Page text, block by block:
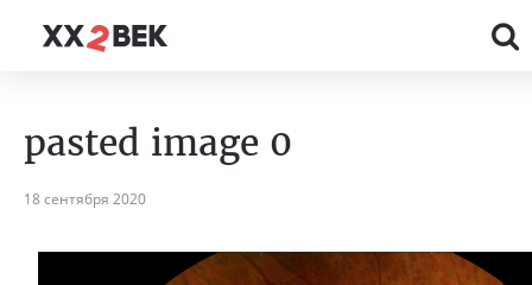
pasted image 0
18 сентября 2020